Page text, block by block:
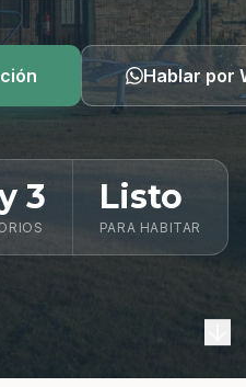
Hablar por
3 Listo
PARA HABITAR